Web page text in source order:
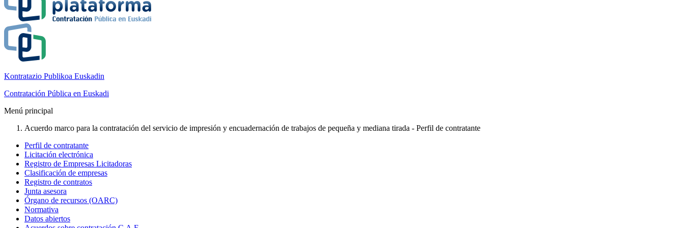
Kontratazio Publikoa Euskadin
Contratación Pública en Euskadi
Menú principal
Acuerdo marco para la contratación del servicio de impresión y encuadernación de trabajos de pequeña y mediana tirada - Perfil de contratante
Perfil de contratante
Licitación electrónica
Registro de Empresas Licitadoras
Clasificación de empresas
Registro de contratos
Junta asesora
Órgano de recursos (OARC)
Normativa
Datos abiertos